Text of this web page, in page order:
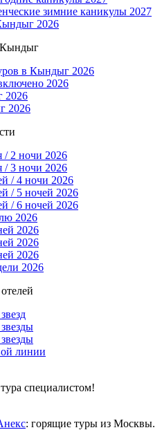
зимние каникулы 2027
2026
Кындыг
в Кындыг 2026
2026
2026
2026
2 ночи 2026
3 ночи 2026
/ 4 ночи 2026
/ 5 ночей 2026
/ 6 ночей 2026
2026
2026
2026
2026
2026
линии
специалистом!
: горящие туры из Москвы.